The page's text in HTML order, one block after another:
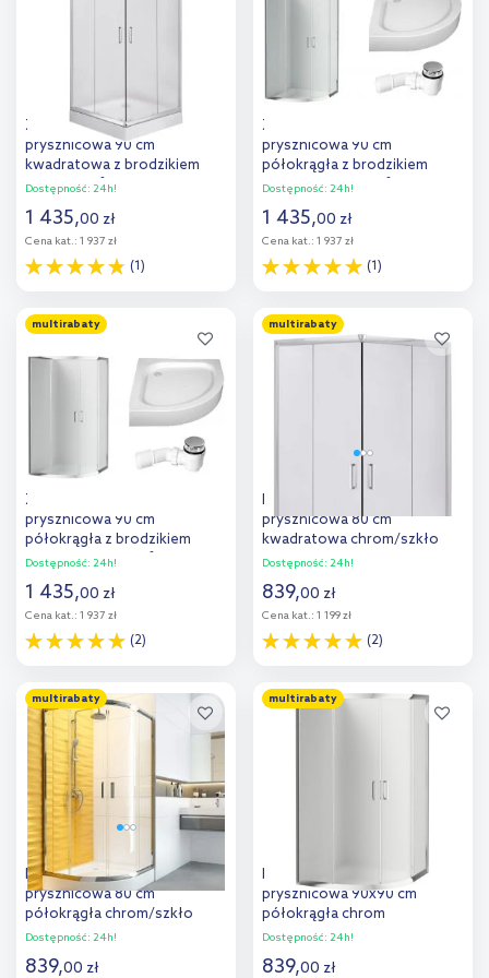
Zestaw Deante Funkia kabina
prysznicowa 90 cm
kwadratowa z brodzikiem
Corner i syfonem
(KYC641K, KTC041B,
NHC025C)
Dostępność: 24h!
1 435,00 zł
Cena kat.: 1 937 zł
(1)
Dodaj do
porównania
Zestaw Deante Funkia kabina
prysznicowa 90 cm
półokrągła z brodzikiem
Standard New i syfonem
(KYP051K, KTA053B,
NHC025C)
Dostępność: 24h!
1 435,00 zł
Cena kat.: 1 937 zł
(1)
Dodaj do
multirabaty
Zestaw Deante Funkia kabina
prysznicowa 90 cm
półokrągła z brodzikiem
Standard New i syfonem
(KYP651K, KTA053B,
NHC025C)
Dostępność: 24h!
1 435,00 zł
Cena kat.: 1 937 zł
(2)
Dodaj do
porównania
multirabaty
Deante Funkia kabina
prysznicowa 80 cm
kwadratowa chrom/szkło
szronione KYC642K
Dostępność: 24h!
839,00 zł
Cena kat.: 1 199 zł
(2)
Dodaj do
multirabaty
Deante Funkia kabina
prysznicowa 80 cm
półokrągła chrom/szkło
przezroczyste KYP052K
Dostępność: 24h!
839,00 zł
multirabaty
Deante Funkia kabina
prysznicowa 90x90 cm
półokrągła chrom
połysk/szkło matowe
Dostępność: 24h!
839,00 zł